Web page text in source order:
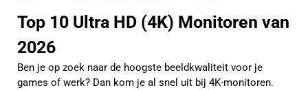
Top 10 Ultra HD (4K) Monitoren van
2026
Ben je op zoek naar de hoogste beeldkwaliteit voor je
games of werk? Dan kom je al snel uit bij 4K-monitoren.